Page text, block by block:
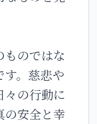
のではな
す。慈悲や
々の行動に
の安全と幸